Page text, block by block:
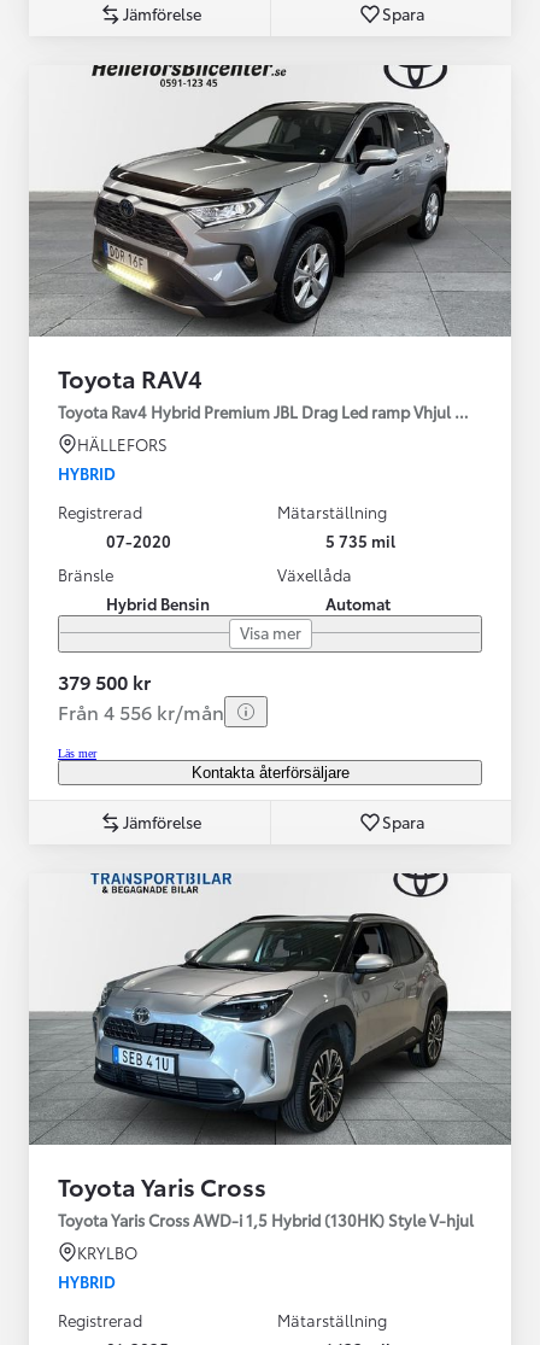
Jämförelse Spara
Toyota RAV4
Toyota Rav4 Hybrid Premium JBL Drag Led ramp Vhjul motorv
HÄLLEFORS
HYBRID
Registrerad
07-2020
Mätarställning
5 735 mil
Bränsle
Hybrid Bensin
Växellåda
Automat
Visa mer
379 500 kr
Från 4 556 kr/mån
Läs mer
Kontakta återförsäljare
Jämförelse Spara
Toyota Yaris Cross
Toyota Yaris Cross AWD-i 1,5 Hybrid (130HK) Style V-hjul
KRYLBO
HYBRID
Registrerad
Mätarställning